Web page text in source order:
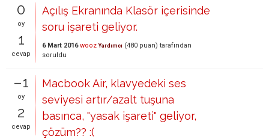
0
oy
1
cevap
Açılış Ekranında Klasör içerisinde
soru işareti geliyor.
6 Mart 2016 wooz Yardımcı (480 puan) tarafından
soruldu
–1
oy
2
cevap
Macbook Air, klavyedeki ses
seviyesi artır/azalt tuşuna
basınca, "yasak işareti" geliyor,
çözüm?? :(